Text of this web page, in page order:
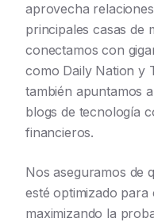
aprovecha
principales casas de
conectamos con
como Daily Nation y
también apuntamos
blogs de tecnología
financieros.
Nos aseguramos de
esté optimizado para
maximizando la